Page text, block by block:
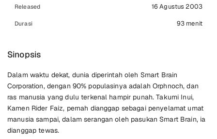
Released 16 Agustus 2003
Durasi 93 menit
Sinopsis
Dalam waktu dekat, dunia diperintah oleh Smart Brain
Corporation, dengan 90% populasinya adalah Orphnoch, dan
ras manusia yang dulu terkenal hampir punah. Takumi Inui,
Kamen Rider Faiz, pernah dianggap sebagai penyelamat umat
manusia sampai, dalam serangan oleh pasukan Smart Brain, ia
dianggap tewas.